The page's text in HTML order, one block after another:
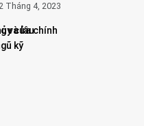
Tháng 4, 2023